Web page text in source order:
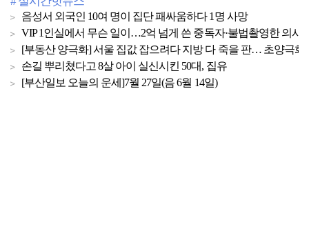
음성서 외국인 10여 명이 집단 패싸움하다 1명 사망
VIP 1인실에서 무슨 일이…2억 넘게 쓴 중독자·불법촬영한 의사
[부동산 양극화] 서울 집값 잡으려다 지방 다 죽을 판… 초양극화
손길 뿌리쳤다고 8살 아이 실신시킨 50대, 집유
[부산일보 오늘의 운세]7월 27일(음 6월 14일)